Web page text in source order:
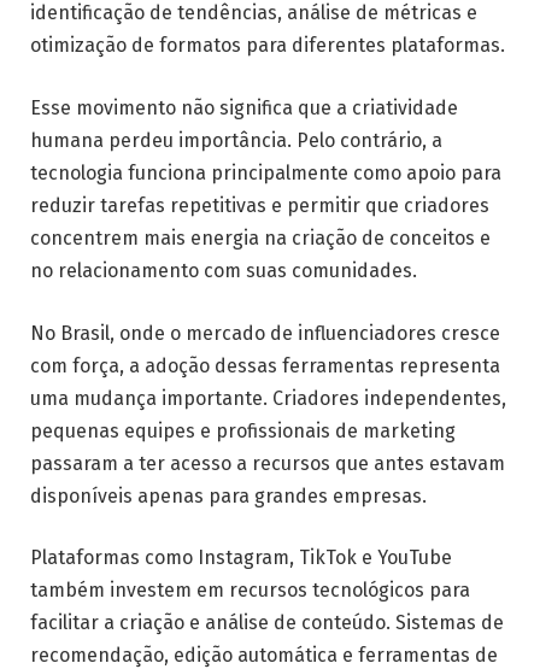
identificação de tendências, análise de métricas e
otimização de formatos para diferentes plataformas.
Esse movimento não significa que a criatividade
humana perdeu importância. Pelo contrário, a
tecnologia funciona principalmente como apoio para
reduzir tarefas repetitivas e permitir que criadores
concentrem mais energia na criação de conceitos e
no relacionamento com suas comunidades.
No Brasil, onde o mercado de influenciadores cresce
com força, a adoção dessas ferramentas representa
uma mudança importante. Criadores independentes,
pequenas equipes e profissionais de marketing
passaram a ter acesso a recursos que antes estavam
disponíveis apenas para grandes empresas.
Plataformas como Instagram, TikTok e YouTube
também investem em recursos tecnológicos para
facilitar a criação e análise de conteúdo. Sistemas de
recomendação, edição automática e ferramentas de